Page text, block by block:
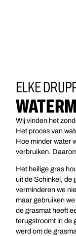
ELKE
Wij vinden het
Het proces van
Hoe minder water
verbruiken.
Het heilige gras
uit de Schinkel, de
verminderen we
maar gebruiken
de grasmat heeft
terugstroomt in de
werd om de